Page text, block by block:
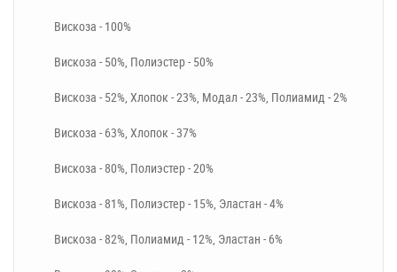
Вискоза - 100%
Вискоза - 50%, Полиэстер - 50%
Вискоза - 52%, Хлопок - 23%, Модал - 23%, Полиамид - 2%
Вискоза - 63%, Хлопок - 37%
Вискоза - 80%, Полиэстер - 20%
Вискоза - 81%, Полиэстер - 15%, Эластан - 4%
Вискоза - 82%, Полиамид - 12%, Эластан - 6%